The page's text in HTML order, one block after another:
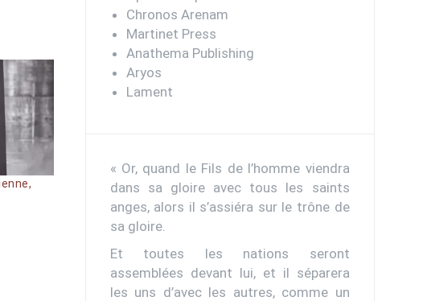
Chronos Arenam
Martinet Press
Anathema Publishing
Aryos
Lament
« Or, quand le Fils de l’homme viendra
dans sa gloire avec tous les saints
anges, alors il s’assiéra sur le trône de
sa gloire.
Et toutes les nations seront
assemblées devant lui, et il séparera
les uns d’avec les autres, comme un